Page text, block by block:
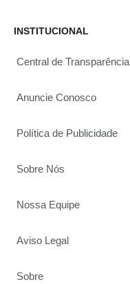
INSTITUCIONAL
Central de Transparência
Anuncie Conosco
Política de Publicidade
Sobre Nós
Nossa Equipe
Aviso Legal
Sobre